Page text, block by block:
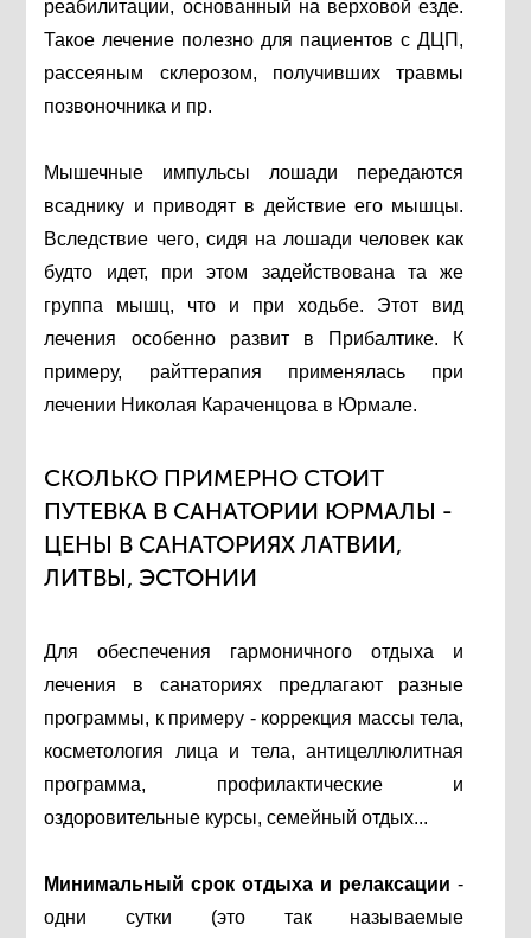
реабилитации, основанный на верховой езде.
Такое лечение полезно для пациентов с ДЦП,
рассеяным склерозом, получивших травмы
позвоночника и пр.
Мышечные импульсы лошади передаются
всаднику и приводят в действие его мышцы.
Вследствие чего, сидя на лошади человек как
будто идет, при этом задействована та же
группа мышц, что и при ходьбе. Этот вид
лечения особенно развит в Прибалтике. К
примеру, райттерапия применялась при
лечении Николая Караченцова в Юрмале.
СКОЛЬКО ПРИМЕРНО СТОИТ
ПУТЕВКА В САНАТОРИИ ЮРМАЛЫ -
ЦЕНЫ В САНАТОРИЯХ ЛАТВИИ,
ЛИТВЫ, ЭСТОНИИ
Для обеспечения гармоничного отдыха и
лечения в санаториях предлагают разные
программы, к примеру - коррекция массы тела,
косметология лица и тела, антицеллюлитная
программа, профилактические и
оздоровительные курсы, семейный отдых...
Минимальный срок отдыха и релаксации -
одни сутки (это так называемые